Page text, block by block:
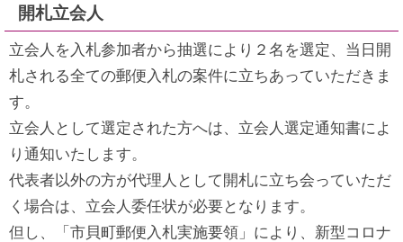
開札立会人
立会人を入札参加者から抽選により２名を選定、当日開
札される全ての郵便入札の案件に立ちあっていただきま
す。
立会人として選定された方へは、立会人選定通知書によ
り通知いたします。
代表者以外の方が代理人として開札に立ち会っていただ
く場合は、立会人委任状が必要となります。
但し、「市貝町郵便入札実施要領」により、新型コロナ